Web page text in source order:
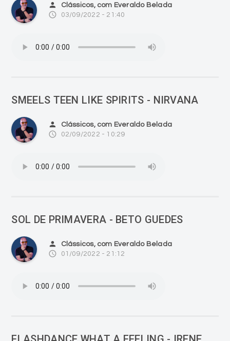
person Clássicos, com Everaldo Belada
access_time 03/09/2022 - 21:40
SMEELS TEEN LIKE SPIRITS - NIRVANA
person Clássicos, com Everaldo Belada
access_time 02/09/2022 - 10:29
SOL DE PRIMAVERA - BETO GUEDES
person Clássicos, com Everaldo Belada
access_time 01/09/2022 - 21:12